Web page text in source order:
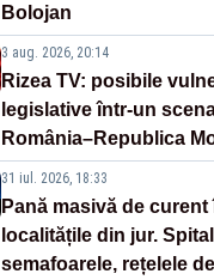
Bolojan
3 aug. 2026, 20:14
Rizea TV: posibile
legislative într-un
România–Republica
31 iul. 2026, 18:33
Pană masivă de
localitățile din jur.
semafoarele, rețelele